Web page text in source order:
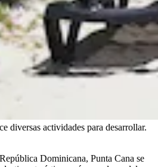
diversas actividades para desarrollar.
Dominicana, Punta Cana se